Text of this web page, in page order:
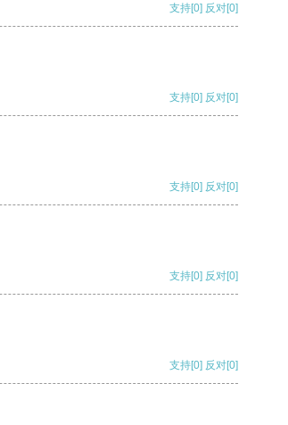
支持[0] 反对[0]
支持[0] 反对[0]
支持[0] 反对[0]
支持[0] 反对[0]
支持[0] 反对[0]